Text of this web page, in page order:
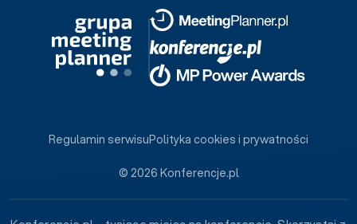
© 2026 Konferencje.pl
Regulamin serwisuPolityka cookies i prywatności